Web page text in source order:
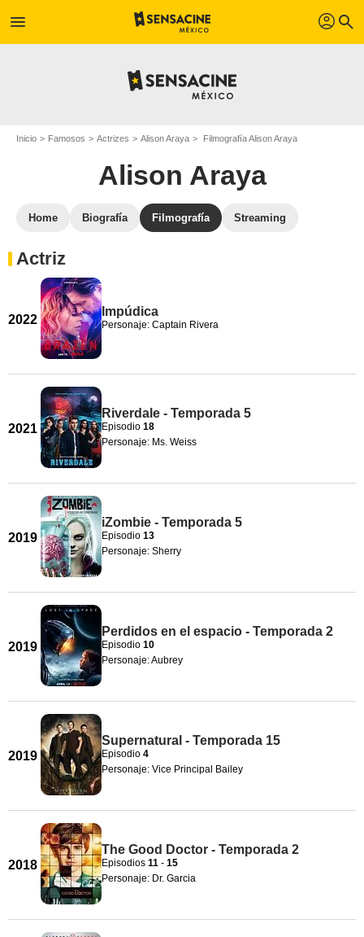
menu profil search
Inicio Famosos Actrizes Alison Araya Filmografía Alison Araya
Alison Araya
Home Biografía Filmografía Streaming
Actriz
2022
Impúdica
Personaje: Captain Rivera
2021
Riverdale - Temporada 5
Episodio 18
Personaje: Ms. Weiss
2019
iZombie - Temporada 5
Episodio 13
Personaje: Sherry
2019
Perdidos en el espacio - Temporada 2
Episodio 10
Personaje: Aubrey
2019
Supernatural - Temporada 15
Episodio 4
Personaje: Vice Principal Bailey
2018
The Good Doctor - Temporada 2
Episodios 11 - 15
Personaje: Dr. Garcia